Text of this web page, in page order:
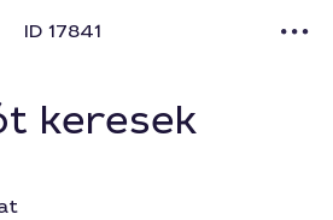
ID 17841
keresek